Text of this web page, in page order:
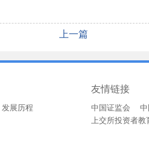
上一篇
发展历程
友情链接
中国证监会
上交所投资者教